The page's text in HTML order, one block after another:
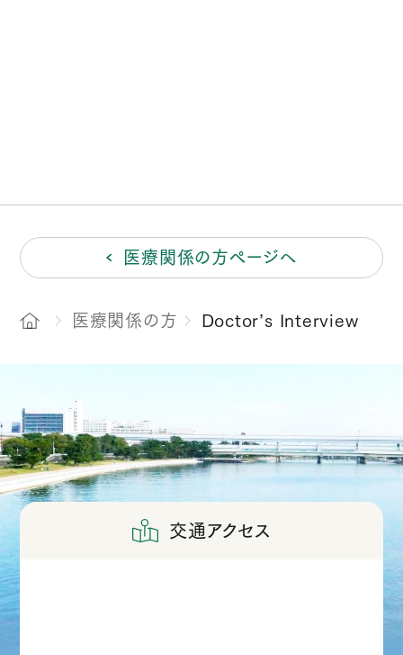
医療関係の方ページへ
医療関係の方 Doctor’s Interview
交通アクセス